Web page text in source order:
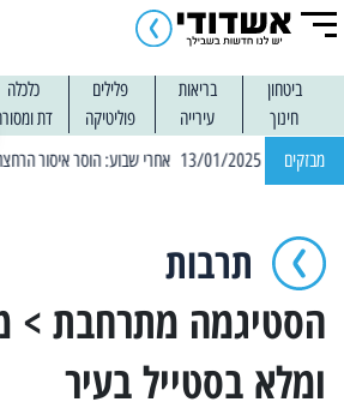
ביטחון בריאות פלילים
כלכלה
חינוך
עירייה פוליטיקה דת
מבזקים
תרבות
הסטיגמה מתרחבת >
ומלא בסטייל בעיר